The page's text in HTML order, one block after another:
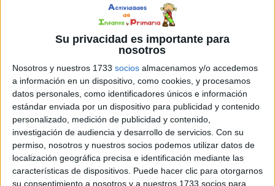
Su privacidad es importante para
nosotros
Nosotros y nuestros 1733 socios almacenamos y/o accedemos
a información en un dispositivo, como cookies, y procesamos
datos personales, como identificadores únicos e información
estándar enviada por un dispositivo para publicidad y contenido
personalizado, medición de publicidad y contenido,
investigación de audiencia y desarrollo de servicios. Con su
permiso, nosotros y nuestros socios podemos utilizar datos de
localización geográfica precisa e identificación mediante las
características de dispositivos. Puede hacer clic para otorgarnos
su consentimiento a nosotros y a nuestros 1733 socios para
lectora en primer ciclo 2
Pulsa sobre el enlace para descargar el